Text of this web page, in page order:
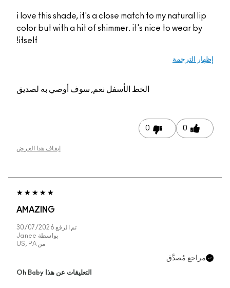
i love this shade, it's a close match to my natural lip
color but with a hit of shimmer. it's nice to wear by
itself!
إظهار الترجمة
الخط الأسفلنعم, سوف أوصي به لصديق
0
0
إيقاف هذا العرض
AMAZING
تم الرفع 30/07/2026
بواسطة Janee
منUS, PA
مراجع مُصدَّق
التعليقات عن هذا Oh Baby